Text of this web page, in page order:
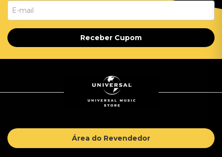
Receber Cupom
Área do Revendedor